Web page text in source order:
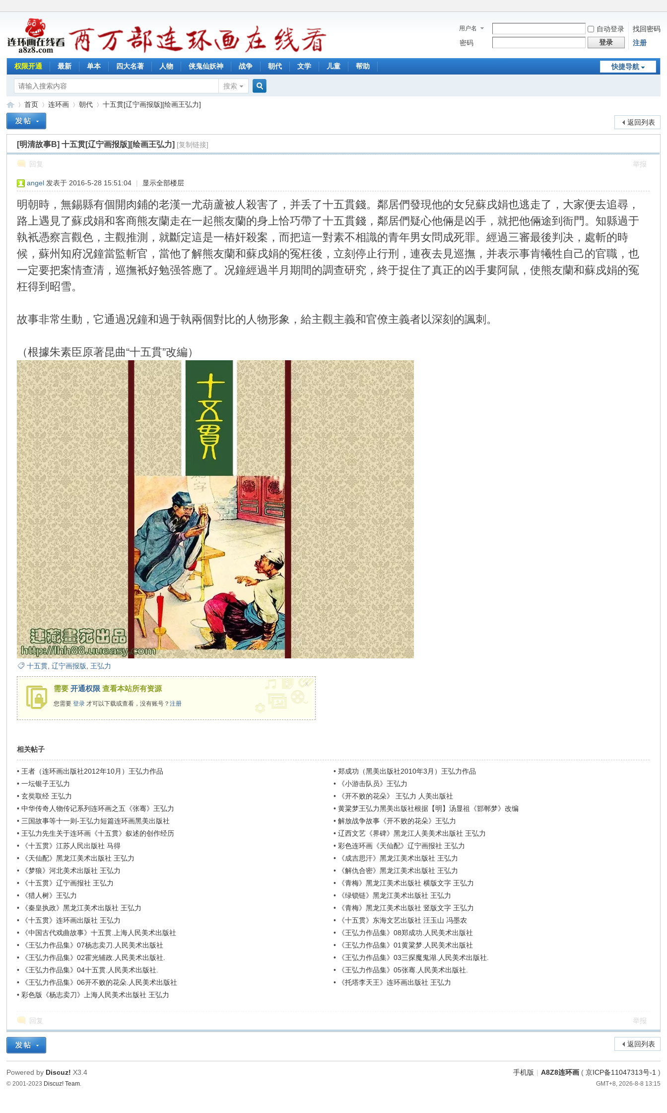
用户名 自动登录
找回密码
密码
登录 注册
快捷导航
权限开通 最新 单本 四大名著 人物 侠鬼仙妖神 战争 朝代 文学 儿童 帮助
搜索
»
首页
›
连环画
›
朝代
›
十五贯[辽宁画报版][绘画王弘力]
返回列表
[明清故事B]十五贯[辽宁画报版][绘画王弘力] [复制链接]
回复 举报
angel 发表于 2016-5-28 15:51:04 | 显示全部楼层
明朝時，無錫縣有個開肉鋪的老漢一尤葫蘆被人殺害了，并丢了十五貫錢。鄰居們發現他的女兒蘇戌娟也逃走了，大家便去追尋，
路上遇見了蘇戌娟和客商熊友蘭走在一起熊友蘭的身上恰巧帶了十五貫錢，鄰居們疑心他倆是凶手，就把他倆途到衙門。知縣過于
執衹憑察言觀色，主觀推測，就斷定這是一樁奸殺案，而把這一對素不相識的青年男女問成死罪。經過三審最後判决，處斬的時
候，蘇州知府况鐘當監斬官，當他了解熊友蘭和蘇戌娟的冤枉後，立刻停止行刑，連夜去見巡撫，并表示事肯犧牲自己的官職，也
一定要把案情查清，巡撫衹好勉强答應了。况鐘經過半月期間的調查研究，終于捉住了真正的凶手婁阿鼠，使熊友蘭和蘇戍娟的冤
枉得到昭雪。
故事非常生動，它通過况鐘和過于執兩個對比的人物形象，給主觀主義和官僚主義者以深刻的諷刺。
（根據朱素臣原著昆曲“十五貫”改編）
十五贯 ,辽宁画报版 王弘力
需要开通权限 查看本站所有资源
您需要登录 才可以下载或查看，没有账号？注册
x
相关帖子
• 王者（连环画出版社2012年10月）王弘力作品 • 郑成功（黑美出版社2010年3月）王弘力作品
•一坛银子王弘力 •
《小游击队员》王弘力
•玄奘取经 王弘力 •
《开不败的花朵》 王弘力 人美出版社
•中华传奇人物传记系列连环画之五《张骞》王弘力 • 黄粱梦王弘力黑美出版社根据【明】汤显祖《邯郸梦》改编
• 三国故事等十一则-王弘力短篇连环画黑美出版社 • 解放战争故事《开不败的花朵》王弘力
• 王弘力先生关于连环画《十五贯》叙述的创作经历 • 辽西文艺《界碑》黑龙江人美美术出版社 王弘力
•
《十五贯》江苏人民出版社 马得 • 彩色连环画《天仙配》辽宁画报社 王弘力
•
《天仙配》黑龙江美术出版社 王弘力 •
《成吉思汗》黑龙江美术出版社 王弘力
•
《梦狼》河北美术出版社 王弘力 •
《解仇合密》黑龙江美术出版社 王弘力
•
《十五贯》辽宁画报社 王弘力 •
《青梅》黑龙江美术出版社 横版文字 王弘力
•
《猎人树》王弘力 •
《绿锁链》黑龙江美术出版社 王弘力
•
《秦皇执政》黑龙江美术出版社 王弘力 •
《青梅》黑龙江美术出版社 竖版文字 王弘力
•
《十五贯》连环画出版社 王弘力 •
《十五贯》东海文艺出版社 汪玉山 冯墨农
•
《中国古代戏曲故事》十五贯.上海人民美术出版社 •
《王弘力作品集》08郑成功.人民美术出版社
•
《王弘力作品集》07杨志卖刀.人民美术出版社 •
《王弘力作品集》01黄粱梦.人民美术出版社
•
《王弘力作品集》02霍光辅政.人民美术出版社. •
《王弘力作品集》03三探魔鬼湖.人民美术出版社.
•
《王弘力作品集》04十五贯.人民美术出版社. •
《王弘力作品集》05张骞.人民美术出版社.
•
《王弘力作品集》06开不败的花朵.人民美术出版社 •
《托塔李天王》连环画出版社 王弘力
•彩色版《杨志卖刀》上海人民美术出版社 王弘力
回复 举报
返回列表
手机版 | A8Z8连环画( 京ICP备11047313号-1 )
GMT+8, 2026-8-8 13:15
Powered by Discuz! X3.4
© 2001-2023 Discuz! Team